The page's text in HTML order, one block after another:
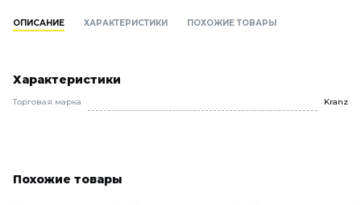
ОПИСАНИЕ ХАРАКТЕРИСТИКИ ПОХОЖИЕ ТОВАРЫ
Характеристики
Торговая марка Kranz
Похожие товары